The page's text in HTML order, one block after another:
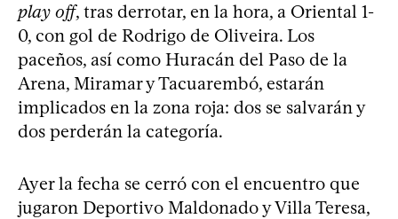
play off, tras derrotar, en la hora, a Oriental 1-
0, con gol de Rodrigo de Oliveira. Los
paceños, así como Huracán del Paso de la
Arena, Miramar y Tacuarembó, estarán
implicados en la zona roja: dos se salvarán y
dos perderán la categoría.
Ayer la fecha se cerró con el encuentro que
jugaron Deportivo Maldonado y Villa Teresa,